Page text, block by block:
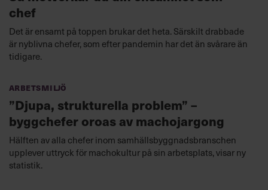
chef
Det är ensamt på toppen brukar det heta. Särskilt drabbade
är nyblivna chefer, som efter pandemin har det än svårare än
tidigare.
Arbetsmiljö
”Djupa, strukturella problem” –
byggchefer oroas av machojargong
Hälften av alla chefer inom samhällsbyggnadsbranschen
upplever uttryck för machokultur på sin arbetsplats, visar ny
statistik.